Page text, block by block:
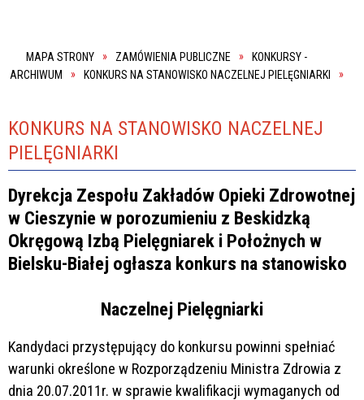
MAPA STRONY ZAMÓWIENIA PUBLICZNE
KONKURSY -
ARCHIWUM
KONKURS NA STANOWISKO NACZELNEJ PIELĘGNIARKI
KONKURS NA STANOWISKO NACZELNEJ
PIELĘGNIARKI
Dyrekcja Zespołu Zakładów Opieki Zdrowotnej
w Cieszynie w porozumieniu z Beskidzką
Okręgową Izbą Pielęgniarek i Położnych w
Bielsku-Białej ogłasza konkurs na stanowisko
Naczelnej Pielęgniarki
Kandydaci przystępujący do konkursu powinni spełniać
warunki określone w Rozporządzeniu Ministra Zdrowia z
dnia 20.07.2011r. w sprawie kwalifikacji wymaganych od